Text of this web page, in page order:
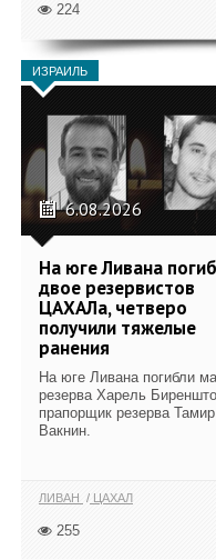
224
ИЗРАИЛЬ
6.08.2026
На юге Ливана
двое резервистов
ЦАХАЛа, четверо
получили тяжелые
ранения
На юге Ливана погибли
резерва Харель
прапорщик резерва Тамир
Вакнин.
ЛИВАН ЦАХАЛ
255